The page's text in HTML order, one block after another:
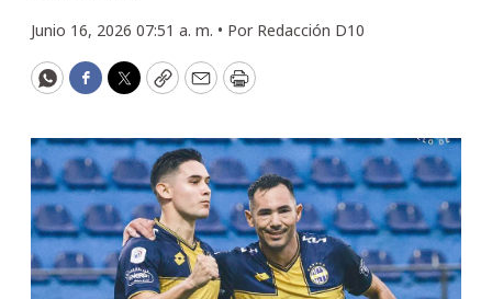
Junio 16, 2026 07:51 a. m. • Por Redacción D10
WhatsApp
Facebook
Twitter
CopyEmailPrint